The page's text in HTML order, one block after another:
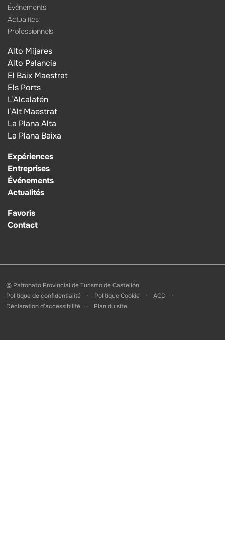
Événements
Actualites
Professionnels
Alto Mijares
Alto Palancia
El Baix Maestrat
Els Ports
L’Alcalatén
l’Alt Maestrat
La Plana Alta
La Plana Baixa
Expériences
Entreprises
Événements
Actualités
Favoris
Contact
© Patronato Provincial de Turismo de Castellón
Politique de confidentialité
Politique Cookie
ACD
Déclaration d'accessibilité
Plan du site